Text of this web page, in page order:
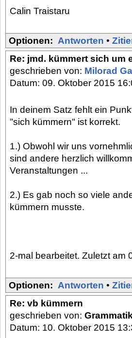
Calin Traistaru
Optionen: Antworten •
Re: jmd. kümmert sich um
geschrieben von: Milorad
Datum: 09. Oktober 2015
In deinem Satz fehlt ein
"sich kümmern" ist korrekt.
1.) Obwohl wir uns
sind andere herzlich
Veranstaltungen ...
2.) Es gab noch so viele
kümmern musste.
2-mal bearbeitet. Zuletzt am
Optionen: Antworten •
Re: vb kümmern
geschrieben von:
Datum: 10. Oktober 2015